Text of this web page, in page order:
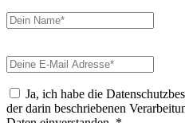
Ja, ich habe die
der darin beschriebenen